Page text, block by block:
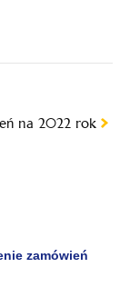
na 2022 rok
zamówień